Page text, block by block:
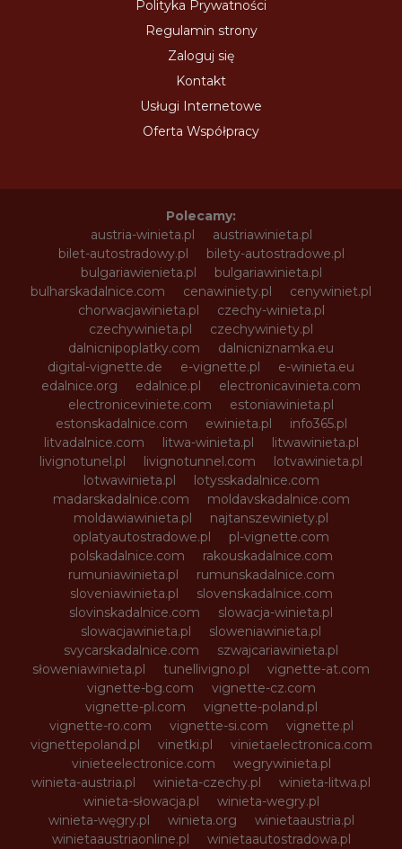
Polityka Prywatności
Regulamin strony
Zaloguj się
Kontakt
Usługi Internetowe
Oferta Współpracy
Polecamy:
austria-winieta.pl
austriawinieta.pl
bilet-autostradowy.pl
bilety-autostradowe.pl
bulgariawienieta.pl
bulgariawinieta.pl
bulharskadalnice.com
cenawiniety.pl
cenywiniet.pl
chorwacjawinieta.pl
czechy-winieta.pl
czechywinieta.pl
czechywiniety.pl
dalnicnipoplatky.com
dalnicniznamka.eu
digital-vignette.de
e-vignette.pl
e-winieta.eu
edalnice.org
edalnice.pl
electronicavinieta.com
electroniceviniete.com
estoniawinieta.pl
estonskadalnice.com
ewinieta.pl
info365.pl
litvadalnice.com
litwa-winieta.pl
litwawinieta.pl
livignotunel.pl
livignotunnel.com
lotvawinieta.pl
lotwawinieta.pl
lotysskadalnice.com
madarskadalnice.com
moldavskadalnice.com
moldawiawinieta.pl
najtanszewiniety.pl
oplatyautostradowe.pl
pl-vignette.com
polskadalnice.com
rakouskadalnice.com
rumuniawinieta.pl
rumunskadalnice.com
sloveniawinieta.pl
slovenskadalnice.com
slovinskadalnice.com
slowacja-winieta.pl
slowacjawinieta.pl
sloweniawinieta.pl
svycarskadalnice.com
szwajcariawinieta.pl
słoweniawinieta.pl
tunellivigno.pl
vignette-at.com
vignette-bg.com
vignette-cz.com
vignette-pl.com
vignette-poland.pl
vignette-ro.com
vignette-si.com
vignette.pl
vignettepoland.pl
vinetki.pl
vinietaelectronica.com
vinieteelectronice.com
wegrywinieta.pl
winieta-austria.pl
winieta-czechy.pl
winieta-litwa.pl
winieta-słowacja.pl
winieta-wegry.pl
winieta-węgry.pl
winieta.org
winietaaustria.pl
winietaaustriaonline.pl
winietaautostradowa.pl